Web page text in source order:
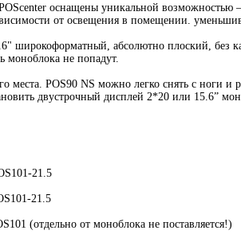
оснащены уникальной возможностью
от освещения в помещении.
широкоформатный, абсолютно плоский, без
моноблока не попадут.
места. POS90 NS можно легко снять с ноги и
двустрочный дисплей 2*20 или 15.6”
21.5
21.5
(отдельно от моноблока не поставляется!)